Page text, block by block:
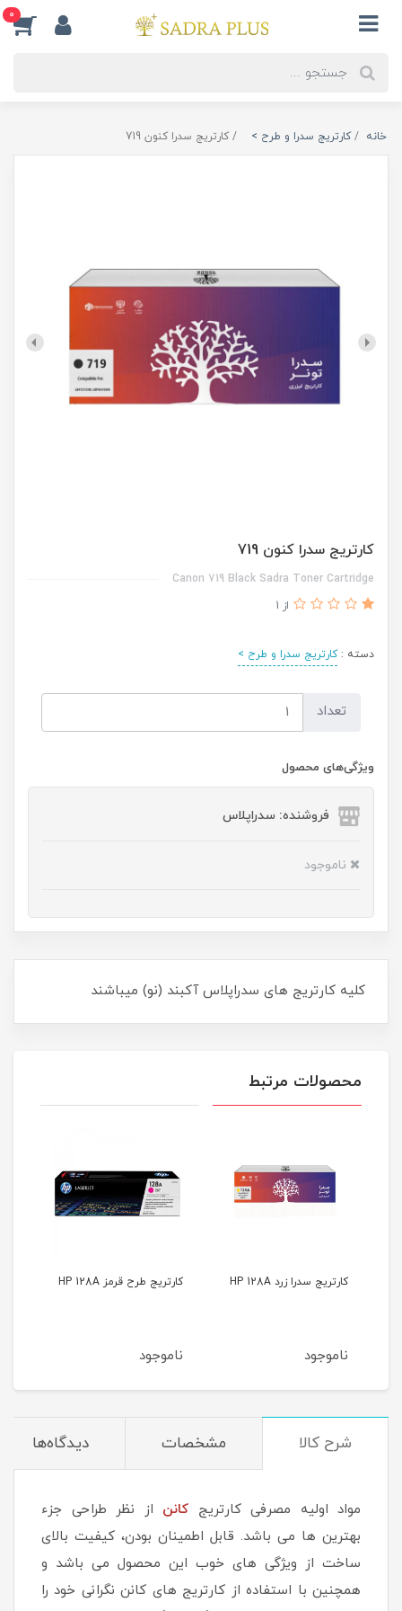
0
خانه کارتریج سدرا و طرح > کارتریج سدرا کنون 719
کارتریج سدرا کنون 719
Canon 719 Black Sadra Toner Cartridge
از 1
دسته :کارتریج سدرا و طرح >
تعداد
ویژگی‌های محصول
فروشنده: سدراپلاس
ناموجود
کلیه کارتریج های سدراپلاس آکبند (نو) میباشند
محصولات مرتبط
کارتریج سدرا زرد HP 128A
ناموجود
کارتریج طرح قرمز HP 128A
ناموجود
شرح کالا مشخصات دیدگاه‌ها
مواد اولیه مصرفی کارتریج کانن از نظر طراحی جزء
بهترین ها می باشد. قابل اطمینان بودن، کیفیت بالای
ساخت از ویژگی های خوب این محصول می باشد و
همچنین با استفاده از کارتریج های کانن نگرانی خود را